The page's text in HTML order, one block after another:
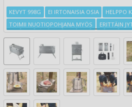
KEVYT 998G EI IRTONAISIA OSIA
HELPPO
TOIMII NUOTIOPOHJANA MYÖS
ERITTÄIN